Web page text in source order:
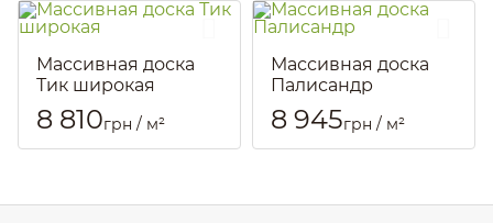
Массивная доска
Тик широкая
Артикул:: 3120
8 810грн / м²
Массивная доска
Палисандр
Артикул:: 88
8 945грн / м²